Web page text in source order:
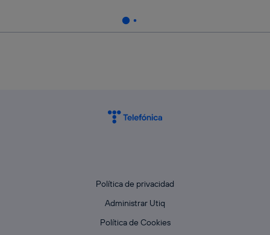
Política de privacidad
Administrar Utiq
Política de Cookies